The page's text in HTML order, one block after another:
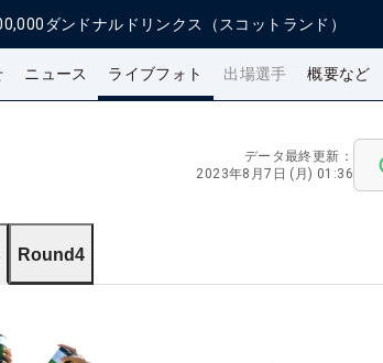
ダンドナルドリンクス（スコットランド）
ニュース ライブフォト 出場選手 概要など
データ最終更新：
2023年8月7日 (月) 01:36
Round4